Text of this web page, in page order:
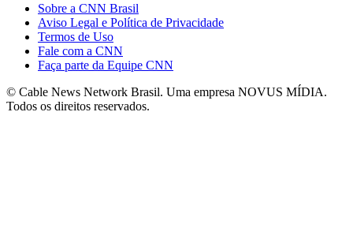
Sobre a CNN Brasil
Aviso Legal e Política de Privacidade
Termos de Uso
Fale com a CNN
Faça parte da Equipe CNN
© Cable News Network Brasil. Uma empresa NOVUS MÍDIA.
Todos os direitos reservados.